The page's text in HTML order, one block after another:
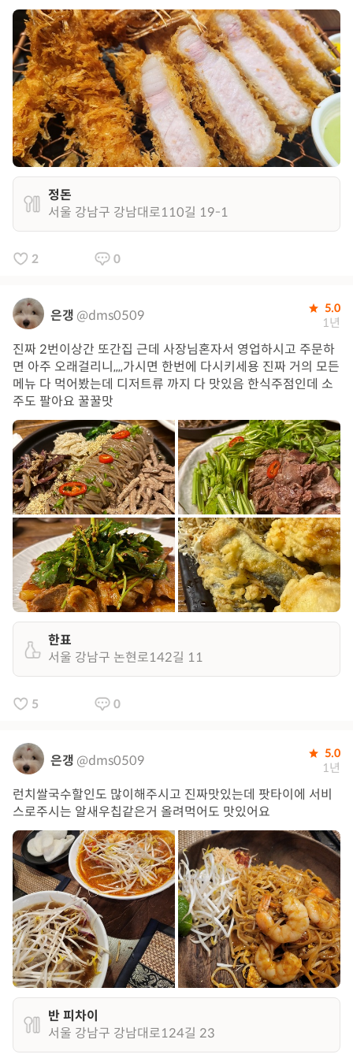
정돈
서울 강남구 강남대로110길 19-1
2 0
은갱 @dms0509 5.0
1년
진짜 2번이상간 또간집 근데 사장님혼자서 영업하시고 주문하
면 아주 오래걸리니,,,,가시면 한번에 다시키세용 진짜 거의 모든
메뉴 다 먹어봤는데 디저트류 까지 다 맛있음 한식주점인데 소
주도 팔아요 꿀꿀맛
한표
서울 강남구 논현로142길 11
5 0
은갱 @dms0509 5.0
1년
런치쌀국수할인도 많이해주시고 진짜맛있는데 팟타이에 서비
스로주시는 알새우칩같은거 올려먹어도 맛있어요
반 피차이
서울 강남구 강남대로124길 23